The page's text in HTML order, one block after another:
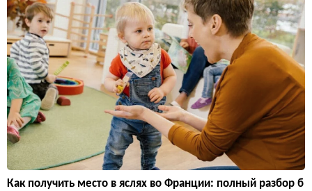
Как получить место в яслях во Франции: полный разбор б